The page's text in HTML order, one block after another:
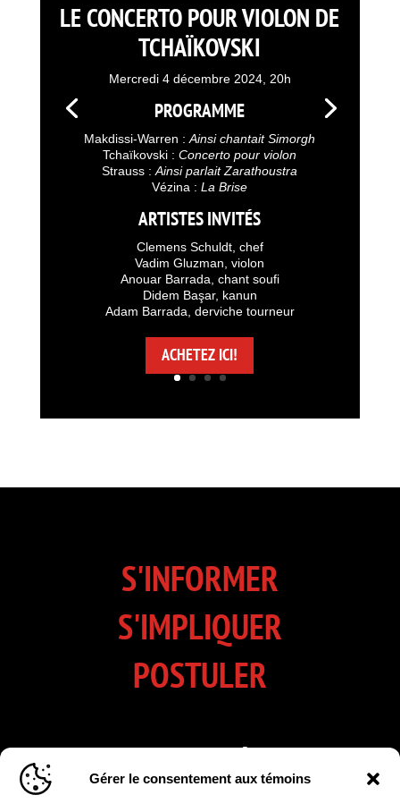
Gérer le consentement aux témoins
LE CONCERTO POUR VIOLON DE
TCHAÏKOVSKI
Mercredi 4 décembre 2024, 20h
PROGRAMME
Makdissi-Warren :Ainsi chantait Simorgh
Tchaïkovski :Concerto pour violon
Strauss :Ainsi parlait Zarathoustra
Vézina :La Brise
ARTISTES INVITÉS
Clemens Schuldt, chef
Vadim Gluzman, violon
Anouar Barrada, chant soufi
Didem Başar, kanun
Adam Barrada, derviche tourneur
ACHETEZ ICI!
S'INFORMER
S'IMPLIQUER
POSTULER
INFOLETTRE